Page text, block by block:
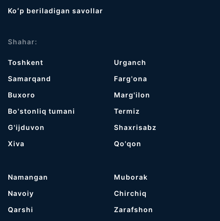
Koʻp beriladigan savollar
Shahar:
Toshkent
Samarqand
Buxoro
Bo'stonliq tumani
G'ijduvon
Хiva
Urganch
Farg'ona
Marg'ilon
Termiz
Shaxrisabz
Qo'qon
Namangan
Navoiy
Qarshi
Muborak
Chirchiq
Zarafshon